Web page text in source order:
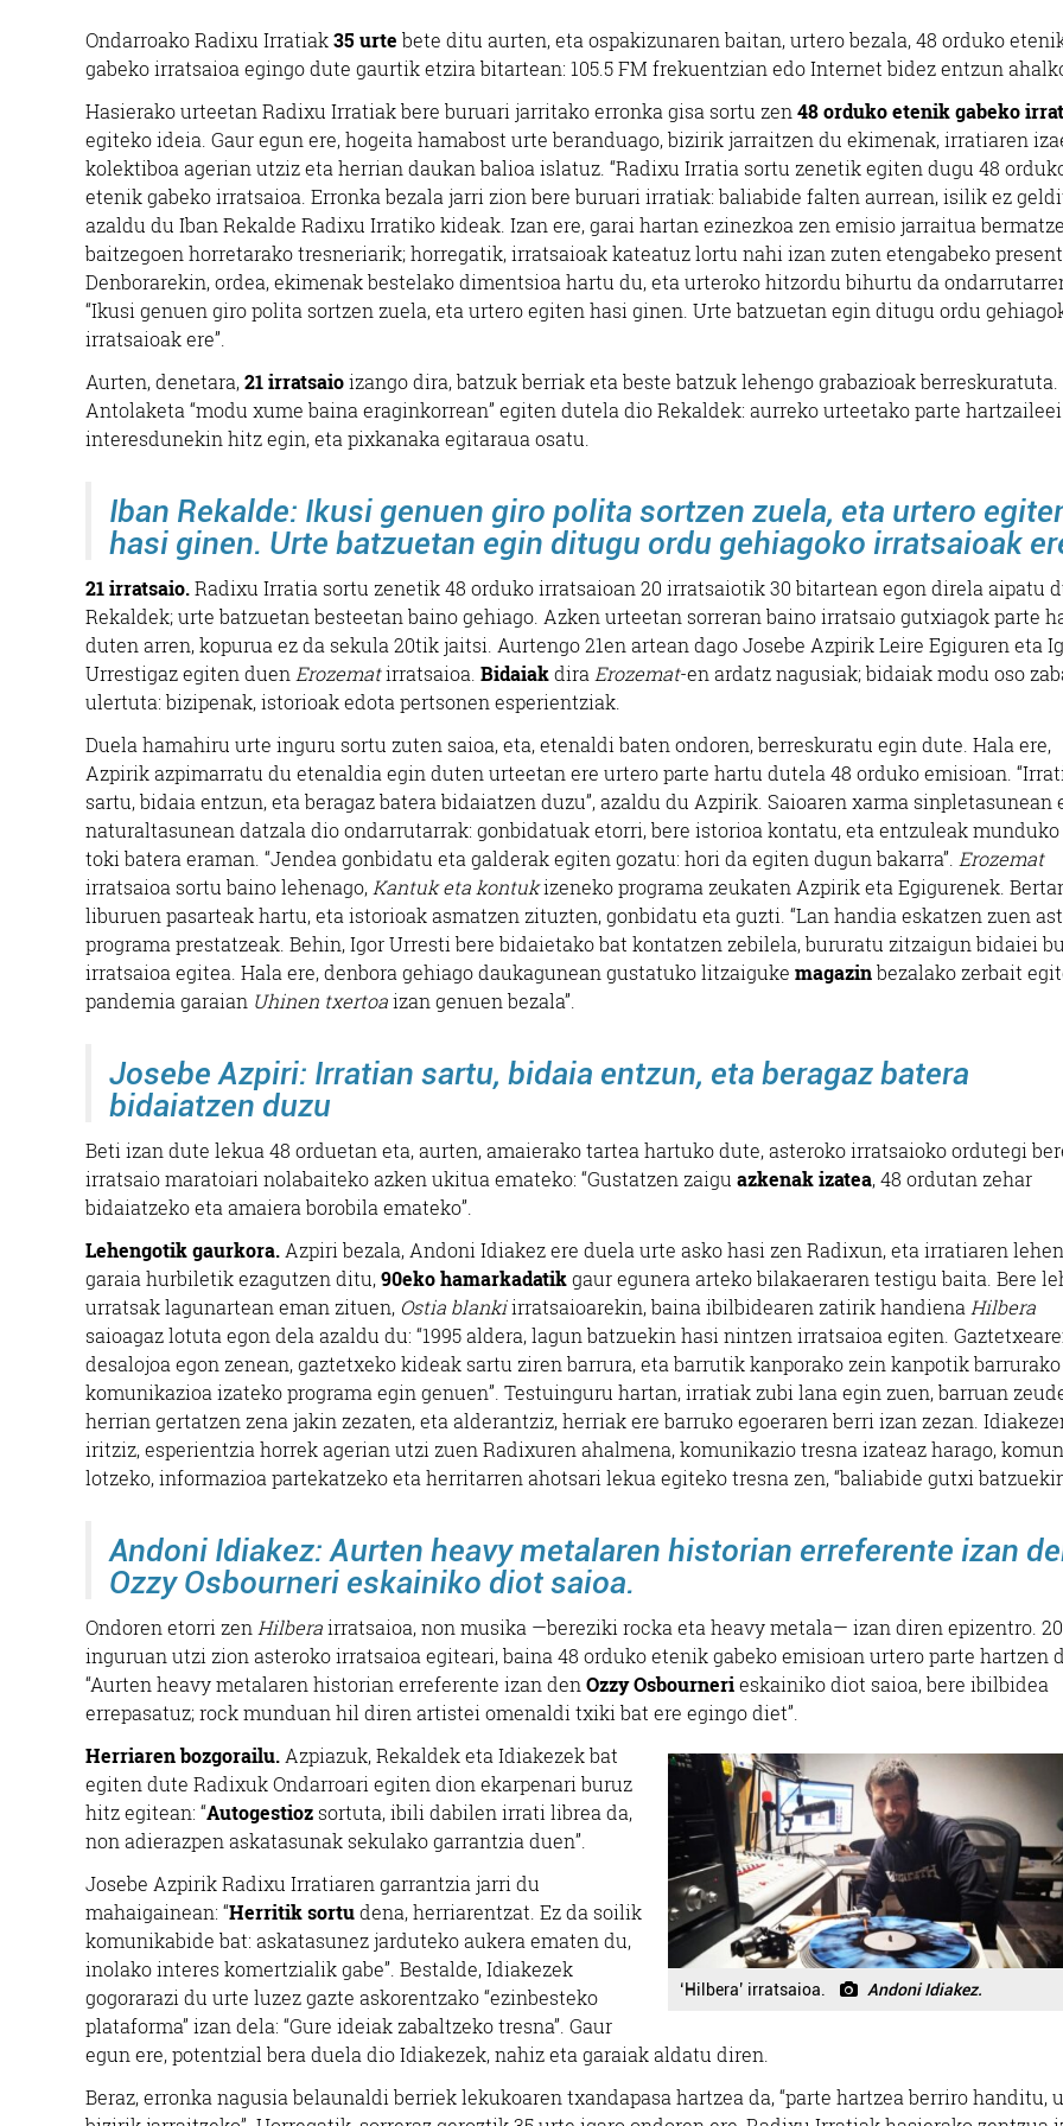
Ondarroako Radixu Irratiak35 urte bete ditu aurten, eta ospakizunaren baitan, urtero bezala, 48 orduko
gabeko irratsaioa egingo dute gaurtik etzira bitartean: 105.5 FM frekuentzian edo Internet bidez entzun
Hasierako urteetan Radixu Irratiak bere buruari jarritako erronka gisa sortu zen 48 orduko etenik gabeko
egiteko ideia. Gaur egun ere, hogeita hamabost urte beranduago, bizirik jarraitzen du ekimenak, irratiaren
kolektiboa agerian utziz eta herrian daukan balioa islatuz. “Radixu Irratia sortu zenetik egiten dugu 48
etenik gabeko irratsaioa. Erronka bezala jarri zion bere buruari irratiak: baliabide falten aurrean, isilik ez
azaldu du Iban Rekalde Radixu Irratiko kideak. Izan ere, garai hartan ezinezkoa zen emisio jarraitua
baitzegoen horretarako tresneriarik; horregatik, irratsaioak kateatuz lortu nahi izan zuten etengabeko
Denborarekin, ordea, ekimenak bestelako dimentsioa hartu du, eta urteroko hitzordu bihurtu da
“Ikusi genuen giro polita sortzen zuela, eta urtero egiten hasi ginen. Urte batzuetan egin ditugu ordu
irratsaioak ere”.
Aurten, denetara,21 irratsaioizango dira, batzuk berriak eta beste batzuk lehengo grabazioak berreskuratuta.
Antolaketa “modu xume baina eraginkorrean” egiten dutela dio Rekaldek: aurreko urteetako parte
interesdunekin hitz egin, eta pixkanaka egitaraua osatu.
Iban Rekalde: Ikusi genuen giro polita sortzen zuela, eta urtero
hasi ginen. Urte batzuetan egin ditugu ordu gehiagoko irratsaioak
21 irratsaio.Radixu Irratia sortu zenetik 48 orduko irratsaioan 20 irratsaiotik 30 bitartean egon direla aipatu
Rekaldek; urte batzuetan besteetan baino gehiago. Azken urteetan sorreran baino irratsaio gutxiagok parte
duten arren, kopurua ez da sekula 20tik jaitsi. Aurtengo 21en artean dago Josebe Azpirik Leire Egiguren eta
Urrestigaz egiten duen Erozematirratsaioa. Bidaiakdira Erozemat-en ardatz nagusiak; bidaiak modu oso
ulertuta: bizipenak, istorioak edota pertsonen esperientziak.
Duela hamahiru urte inguru sortu zuten saioa, eta, etenaldi baten ondoren, berreskuratu egin dute. Hala ere,
Azpirik azpimarratu du etenaldia egin duten urteetan ere urtero parte hartu dutela 48 orduko emisioan. “
sartu, bidaia entzun, eta beragaz batera bidaiatzen duzu”, azaldu du Azpirik. Saioaren xarma sinpletasunean
naturaltasunean datzala dio ondarrutarrak: gonbidatuak etorri, bere istorioa kontatu, eta entzuleak munduko
toki batera eraman. “Jendea gonbidatu eta galderak egiten gozatu: hori da egiten dugun bakarra”. Erozemat
irratsaioa sortu baino lehenago, Kantuk eta kontukizenekoprograma zeukaten Azpirik eta Egigurenek.
liburuen pasarteak hartu, eta istorioak asmatzen zituzten, gonbidatu eta guzti. “Lan handia eskatzen zuen
programa prestatzeak. Behin, Igor Urresti bere bidaietako bat kontatzen zebilela, bururatu zitzaigun bidaiei
irratsaioa egitea. Hala ere, denbora gehiago daukagunean gustatuko litzaiguke magazinbezalako zerbait
pandemia garaian Uhinen txertoaizan genuen bezala”.
Josebe Azpiri: Irratian sartu, bidaia entzun, eta beragaz batera
bidaiatzen duzu
Beti izan dute lekua 48 orduetan eta, aurten, amaierako tartea hartuko dute, asteroko irratsaioko ordutegi
irratsaio maratoiari nolabaiteko azken ukitua emateko: “Gustatzen zaigu azkenak izatea, 48 ordutan zehar
bidaiatzeko eta amaiera borobila emateko”.
Lehengotik gaurkora. Azpiri bezala, Andoni Idiakez ere duela urte asko hasi zen Radixun, eta irratiaren
garaia hurbiletik ezagutzen ditu,90eko hamarkadatikgaur egunera arteko bilakaeraren testigu baita. Bere
urratsak lagunartean eman zituen, Ostia blankiirratsaioarekin, baina ibilbidearen zatirik handiena Hilbera
saioagaz lotuta egon dela azaldu du: “1995 aldera, lagun batzuekin hasi nintzen irratsaioa egiten.
desalojoa egon zenean, gaztetxeko kideak sartu ziren barrura, eta barrutik kanporako zein kanpotik barrurako
komunikazioa izateko programa egin genuen”. Testuinguru hartan, irratiak zubi lana egin zuen, barruan
herrian gertatzen zena jakin zezaten, eta alderantziz, herriak ere barruko egoeraren berri izan zezan.
iritziz, esperientzia horrek agerian utzi zuen Radixuren ahalmena, komunikazio tresna izateaz harago,
lotzeko, informazioa partekatzeko eta herritarren ahotsari lekua egiteko tresna zen, “baliabide gutxi
Andoni Idiakez: Aurten heavy metalaren historian erreferente izan
Ozzy Osbourneri eskainiko diot saioa.
Ondoren etorri zen Hilberairratsaioa, non musika —bereziki rocka eta heavy metala— izan diren epizentro.
inguruan utzi zion asteroko irratsaioa egiteari, baina 48 orduko etenik gabeko emisioan urtero parte hartzen
“Aurten heavy metalaren historian erreferente izan den Ozzy Osbournerieskainiko diot saioa, bere ibilbidea
errepasatuz; rock munduan hil diren artistei omenaldi txiki bat ere egingo diet”.
‘Hilbera’ irratsaioa. Andoni Idiakez.
Herriaren bozgorailu. Azpiazuk, Rekaldek eta Idiakezek bat
egiten dute Radixuk Ondarroari egiten dion ekarpenari buruz
hitz egitean: “Autogestioz sortuta, ibili dabilen irrati librea da,
non adierazpen askatasunak sekulako garrantzia duen”.
Josebe Azpirik Radixu Irratiaren garrantzia jarri du
mahaigainean: “Herritik sortudena, herriarentzat. Ez da soilik
komunikabide bat: askatasunez jarduteko aukera ematen du,
inolako interes komertzialik gabe”. Bestalde, Idiakezek
gogorarazi du urte luzez gazte askorentzako “ezinbesteko
plataforma” izan dela: “Gure ideiak zabaltzeko tresna”. Gaur
egun ere, potentzial bera duela dio Idiakezek, nahiz eta garaiak aldatu diren.
Beraz, erronka nagusia belaunaldi berriek lekukoaren txandapasa hartzea da, “parte hartzea berriro handitu,